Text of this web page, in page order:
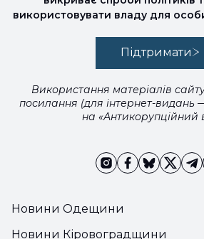
Новини Одещини
Новини Кіровоградщини
використовувати владу для
Підтримати
Використання матеріалів
посилання (для інтернет-видань
на «Антикорупційний